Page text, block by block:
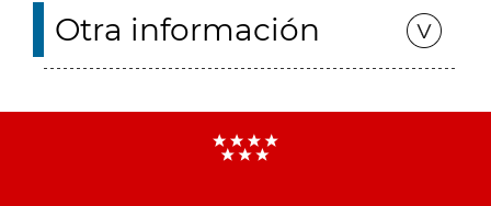
Otra información